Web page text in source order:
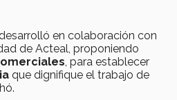
desarrolló en colaboración con
de Acteal, proponiendo
, para establecer
que dignifique el trabajo de